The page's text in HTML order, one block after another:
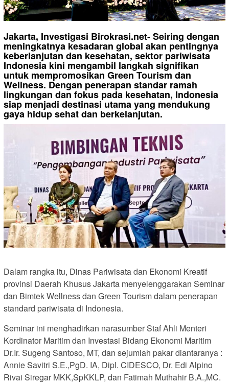
Jakarta, Investigasi Birokrasi.net- Seiring dengan
meningkatnya kesadaran global akan pentingnya
keberlanjutan dan kesehatan, sektor pariwisata
Indonesia kini mengambil langkah signifikan
untuk mempromosikan Green Tourism dan
Wellness. Dengan penerapan standar ramah
lingkungan dan fokus pada kesehatan, Indonesia
siap menjadi destinasi utama yang mendukung
gaya hidup sehat dan berkelanjutan.
Dalam rangka itu, Dinas Pariwisata dan Ekonomi Kreatif
provinsi Daerah Khusus Jakarta menyelenggarakan Seminar
dan Bimtek Wellness dan Green Tourism dalam penerapan
standard pariwisata di Indonesia.
Seminar ini menghadirkan narasumber Staf Ahli Menteri
Kordinator Maritim dan Investasi Bidang Ekonomi Maritim
Dr.Ir. Sugeng Santoso, MT, dan sejumlah pakar diantaranya :
Annie Savitri S.E.,PgD. IA, Dipl. CIDESCO, Dr. Edi Alpino
Rivai Siregar MKK,SpKKLP, dan Fatimah Muthahir B.A.,MC.